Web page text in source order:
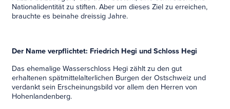
Nationalidentität zu stiften. Aber um dieses Ziel zu erreichen,
brauchte es beinahe dreissig Jahre.
Der Name verpflichtet: Friedrich Hegi und Schloss Hegi
Das ehemalige Wasserschloss Hegi zählt zu den gut
erhaltenen spätmittelalterlichen Burgen der Ostschweiz und
verdankt sein Erscheinungsbild vor allem den Herren von
Hohenlandenberg.